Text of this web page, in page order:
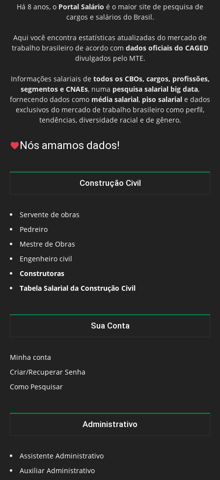
Há 8 anos, o Portal Salário é o maior site de pesquisa de
cargos e salários do Brasil.
Aqui você encontra estatísticas atualizadas do mercado de
trabalho brasileiro de acordo com dados oficiais do CAGED
divulgados pelo MTE.
Informações salariais de todos os CBOs, cargos, profissões,
segmentos e CNAEs, numa pesquisa salarial big data,
fornecendo dados como média salarial, piso salarial e dados
exclusivos do mercado de trabalho brasileiro como perfil,
tendências, diversidade racial e de gênero.
Nós amamos dados!
Construção Civil
Servente de obras
Pedreiro
Mestre de Obras
Engenheiro civil
Construtoras
Tabela Salarial da Construção Civil
Sua Conta
Minha conta
Criar/Recuperar Senha
Como Pesquisar
Administrativo
Assistente Administrativo
Auxiliar Administrativo